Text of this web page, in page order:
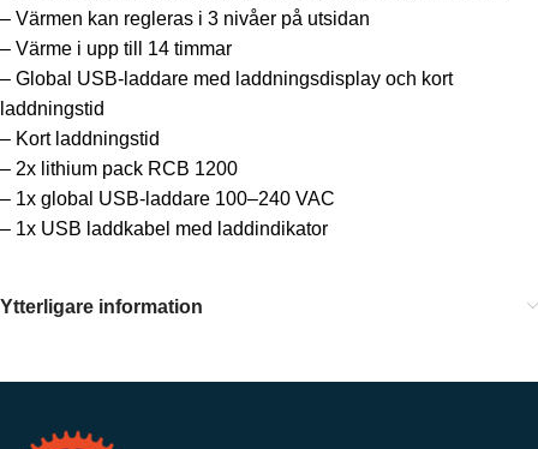
– Värmen kan regleras i 3 nivåer på utsidan
– Värme i upp till 14 timmar
– Global USB-laddare med laddningsdisplay och kort
laddningstid
– Kort laddningstid
– 2x lithium pack RCB 1200
– 1x global USB-laddare 100–240 VAC
– 1x USB laddkabel med laddindikator
Ytterligare information